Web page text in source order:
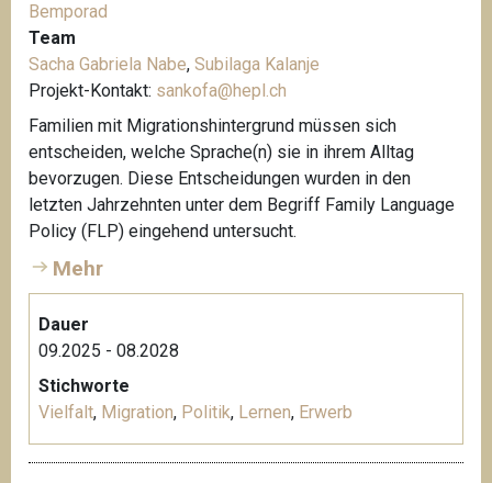
Bemporad
Team
Sacha Gabriela Nabe, Subilaga Kalanje
Projekt-Kontakt: sankofa@hepl.ch
Familien mit Migrationshintergrund müssen sich
entscheiden, welche Sprache(n) sie in ihrem Alltag
bevorzugen. Diese Entscheidungen wurden in den
letzten Jahrzehnten unter dem Begriff Family Language
Policy (FLP) eingehend untersucht.
Mehr
Dauer
09.2025 - 08.2028
Stichworte
Vielfalt, Migration, Politik, Lernen, Erwerb